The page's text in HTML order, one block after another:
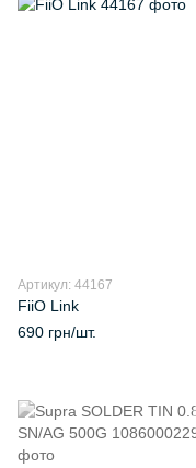
Артикул: 44167
FiiO Link
690 грн/шт.